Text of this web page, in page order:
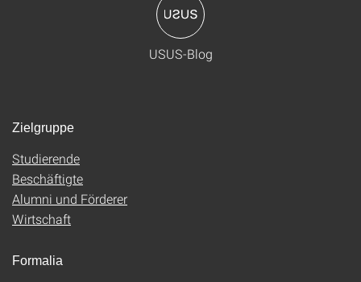
USUS-Blog
Zielgruppe
Studierende
Beschäftigte
Alumni und Förderer
Wirtschaft
Formalia